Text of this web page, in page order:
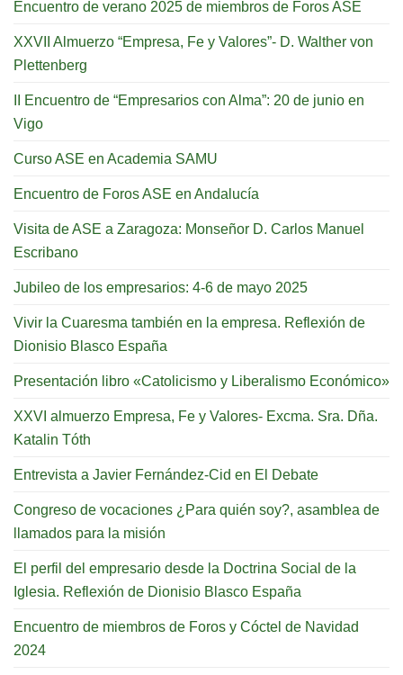
Encuentro de verano 2025 de miembros de Foros ASE
XXVII Almuerzo “Empresa, Fe y Valores”- D. Walther von
Plettenberg
II Encuentro de “Empresarios con Alma”: 20 de junio en
Vigo
Curso ASE en Academia SAMU
Encuentro de Foros ASE en Andalucía
Visita de ASE a Zaragoza: Monseñor D. Carlos Manuel
Escribano
Jubileo de los empresarios: 4-6 de mayo 2025
Vivir la Cuaresma también en la empresa. Reflexión de
Dionisio Blasco España
Presentación libro «Catolicismo y Liberalismo Económico»
XXVI almuerzo Empresa, Fe y Valores- Excma. Sra. Dña.
Katalin Tóth
Entrevista a Javier Fernández-Cid en El Debate
Congreso de vocaciones ¿Para quién soy?, asamblea de
llamados para la misión
El perfil del empresario desde la Doctrina Social de la
Iglesia. Reflexión de Dionisio Blasco España
Encuentro de miembros de Foros y Cóctel de Navidad
2024